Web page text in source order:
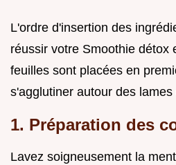
L'ordre d'insertion des
réussir votre Smoothie détox
feuilles sont placées en
s'agglutiner autour des
1. Préparation des
Lavez soigneusement la